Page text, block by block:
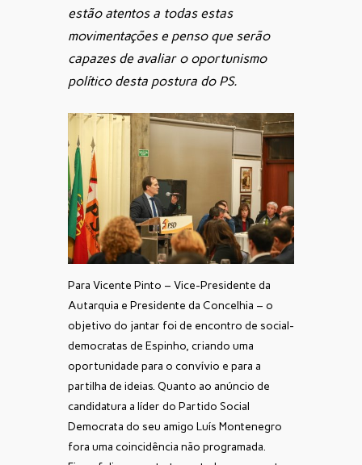
estão atentos a todas estas
movimentações e penso que serão
capazes de avaliar o oportunismo
político desta postura do PS.
Para Vicente Pinto – Vice-Presidente da
Autarquia e Presidente da Concelhia – o
objetivo do jantar foi de encontro de social-
democratas de Espinho, criando uma
oportunidade para o convívio e para a
partilha de ideias. Quanto ao anúncio de
candidatura a líder do Partido Social
Democrata do seu amigo Luís Montenegro
fora uma coincidência não programada.